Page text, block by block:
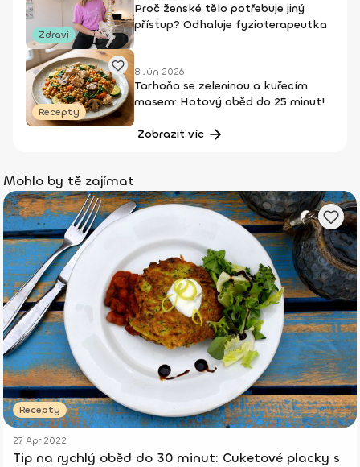
Zdraví
Proč ženské tělo potřebuje jiný
přístup? Odhaluje fyzioterapeutka
Recepty
8 Jún 2026
Tarhoňa se zeleninou a kuřecím
masem: Hotový oběd do 25 minut!
Zobrazit víc
Mohlo by tě zajímat
Recepty
27 Apr 2022
Tip na rychlý oběd do 30 minut: Cuketové placky s